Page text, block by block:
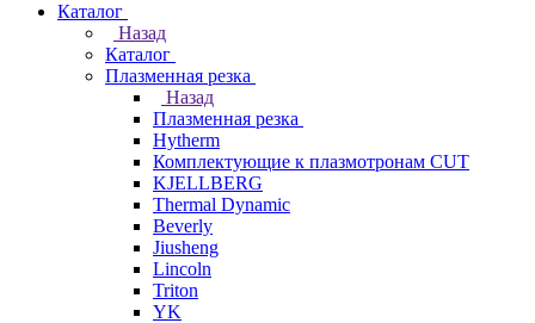
Каталог
Назад
Каталог
Плазменная резка
Назад
Плазменная резка
Hytherm
Комплектующие к плазмотронам CUT
KJELLBERG
Thermal Dynamic
Beverly
Jiusheng
Lincoln
Triton
YK